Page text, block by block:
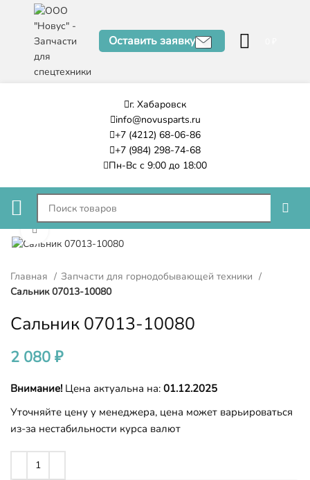
Оставить заявку
г. Хабаровск
info@novusparts.ru
+7 (4212) 68-06-86
+7 (984) 298-74-68
Пн-Вс с 9:00 до 18:00
Нажмите, чтобы увеличить
Главная
Запчасти для горнодобывающей техники
Сальник 07013-10080
Сальник 07013-10080
2 080 ₽
Внимание! Цена актуальна на: 01.12.2025
Уточняйте цену у менеджера, цена может варьироваться
из-за нестабильности курса валют